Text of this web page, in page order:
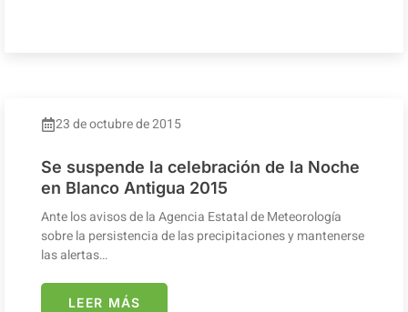
23 de octubre de 2015
Se suspende la celebración de la Noche
en Blanco Antigua 2015
Ante los avisos de la Agencia Estatal de Meteorología
sobre la persistencia de las precipitaciones y mantenerse
las alertas…
LEER MÁS